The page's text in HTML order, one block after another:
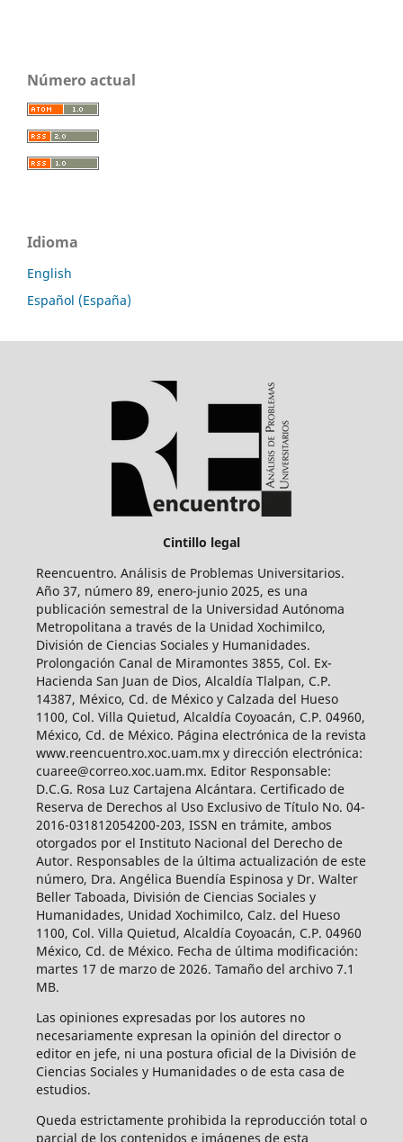
Número actual
Idioma
English
Español (España)
Cintillo legal
Reencuentro. Análisis de Problemas Universitarios.
Año 37, número 89, enero-junio 2025, es una
publicación semestral de la Universidad Autónoma
Metropolitana a través de la Unidad Xochimilco,
División de Ciencias Sociales y Humanidades.
Prolongación Canal de Miramontes 3855, Col. Ex-
Hacienda San Juan de Dios, Alcaldía Tlalpan, C.P.
14387, México, Cd. de México y Calzada del Hueso
1100, Col. Villa Quietud, Alcaldía Coyoacán, C.P. 04960,
México, Cd. de México. Página electrónica de la revista
www.reencuentro.xoc.uam.mx y dirección electrónica:
cuaree@correo.xoc.uam.mx. Editor Responsable:
D.C.G. Rosa Luz Cartajena Alcántara. Certificado de
Reserva de Derechos al Uso Exclusivo de Título No. 04-
2016-031812054200-203, ISSN en trámite, ambos
otorgados por el Instituto Nacional del Derecho de
Autor. Responsables de la última actualización de este
número, Dra. Angélica Buendía Espinosa y Dr. Walter
Beller Taboada, División de Ciencias Sociales y
Humanidades, Unidad Xochimilco, Calz. del Hueso
1100, Col. Villa Quietud, Alcaldía Coyoacán, C.P. 04960
México, Cd. de México. Fecha de última modificación:
martes 17 de marzo de 2026. Tamaño del archivo 7.1
MB.
Las opiniones expresadas por los autores no
necesariamente expresan la opinión del director o
editor en jefe, ni una postura oficial de la División de
Ciencias Sociales y Humanidades o de esta casa de
estudios.
Queda estrictamente prohibida la reproducción total o
parcial de los contenidos e imágenes de esta